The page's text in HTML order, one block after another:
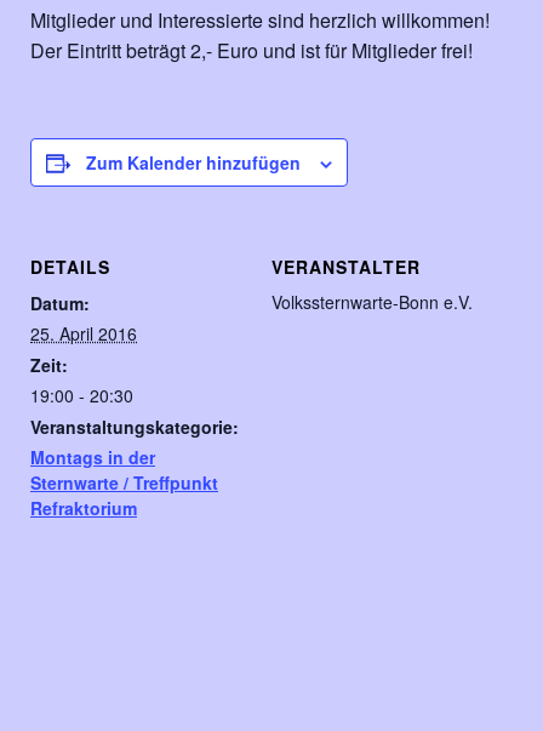
Mitglieder und Interessierte sind herzlich willkommen!
Der Eintritt beträgt 2,- Euro und ist für Mitglieder frei!
Zum Kalender hinzufügen
DETAILS
Datum:
25. April 2016
Zeit:
19:00 - 20:30
Veranstaltungskategorie:
Montags in der
Sternwarte / Treffpunkt
Refraktorium
VERANSTALTER
Volkssternwarte-Bonn e.V.